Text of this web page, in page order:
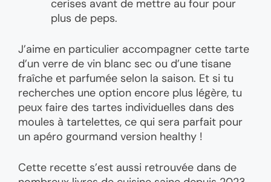
cerises avant de mettre au four pour
plus de peps.
J’aime en particulier accompagner cette tarte
d’un verre de vin blanc sec ou d’une tisane
fraîche et parfumée selon la saison. Et si tu
recherches une option encore plus légère, tu
peux faire des tartes individuelles dans des
moules à tartelettes, ce qui sera parfait pour
un apéro gourmand version healthy !
Cette recette s’est aussi retrouvée dans de